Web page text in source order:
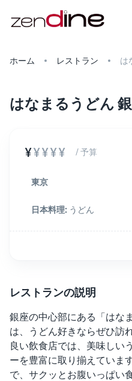
ホーム レストラン は
はなまるうどん
¥¥¥¥¥ / 予算
東京
日本料理: うどん
レストランの説明
銀座の中心部にある「はな
は、うどん好きならぜひ訪
良い飲食店では、美味しい
ーを豊富に取り揃えていま
で、サクッとお腹いっぱい